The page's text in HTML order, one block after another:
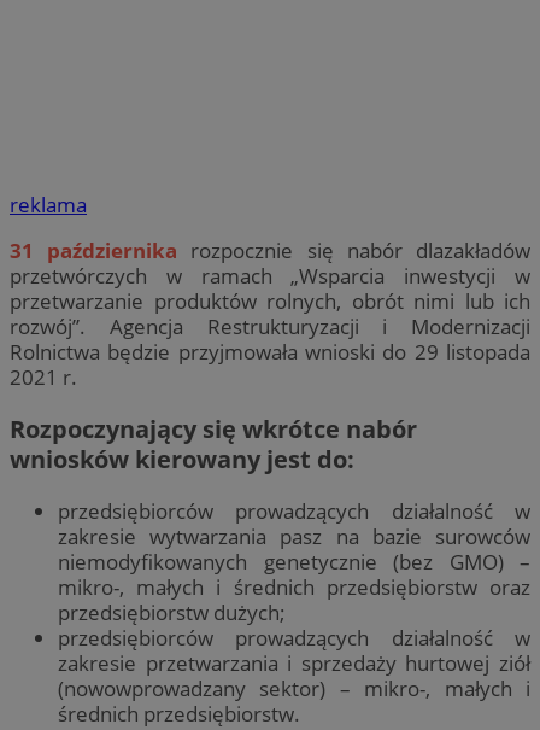
reklama
31 października rozpocznie się nabór dlazakładów
przetwórczych w ramach „Wsparcia inwestycji w
przetwarzanie produktów rolnych, obrót nimi lub ich
rozwój”. Agencja Restrukturyzacji i Modernizacji
Rolnictwa będzie przyjmowała wnioski do 29 listopada
2021 r.
Rozpoczynający się wkrótce nabór
wniosków kierowany jest do:
przedsiębiorców prowadzących działalność w
zakresie wytwarzania pasz na bazie surowców
niemodyfikowanych genetycznie (bez GMO) –
mikro-, małych i średnich przedsiębiorstw oraz
przedsiębiorstw dużych;
przedsiębiorców prowadzących działalność w
zakresie przetwarzania i sprzedaży hurtowej ziół
(nowowprowadzany sektor) – mikro-, małych i
średnich przedsiębiorstw.